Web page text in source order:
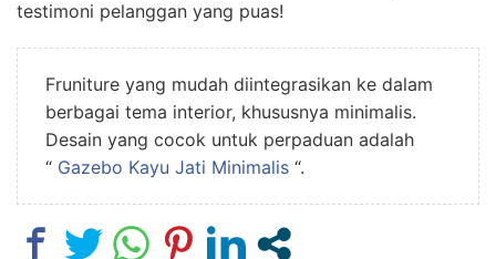
testimoni pelanggan yang puas!
Fruniture yang mudah diintegrasikan ke dalam
berbagai tema interior, khususnya minimalis.
Desain yang cocok untuk perpaduan adalah
“ Gazebo Kayu Jati Minimalis “.